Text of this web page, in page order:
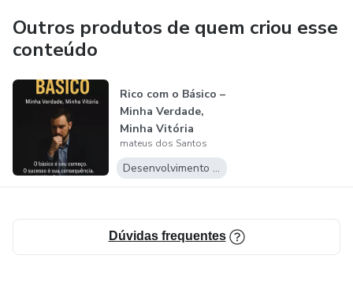
Outros produtos de quem criou esse
conteúdo
Rico com o Básico –
Minha Verdade,
Minha Vitória
mateus dos Santos
Desenvolvimento Pessoal
Dúvidas frequentes